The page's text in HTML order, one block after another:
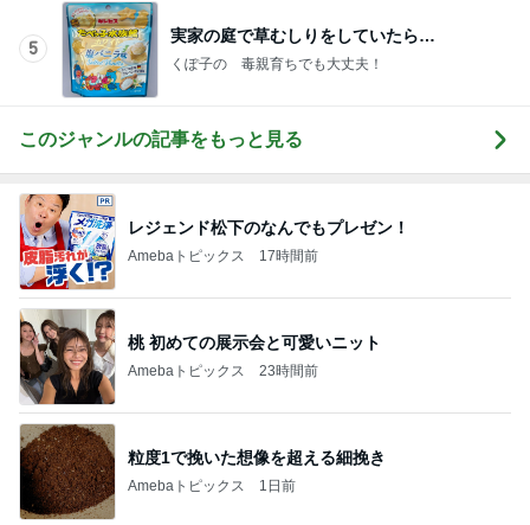
5
実家の庭で草むしりをしていたら…
くぽ子の 毒親育ちでも大丈夫！
このジャンルの記事をもっと見る
レジェンド松下のなんでもプレゼン！
Amebaトピックス 17時間前
桃 初めての展示会と可愛いニット
Amebaトピックス 23時間前
粒度1で挽いた想像を超える細挽き
Amebaトピックス 1日前